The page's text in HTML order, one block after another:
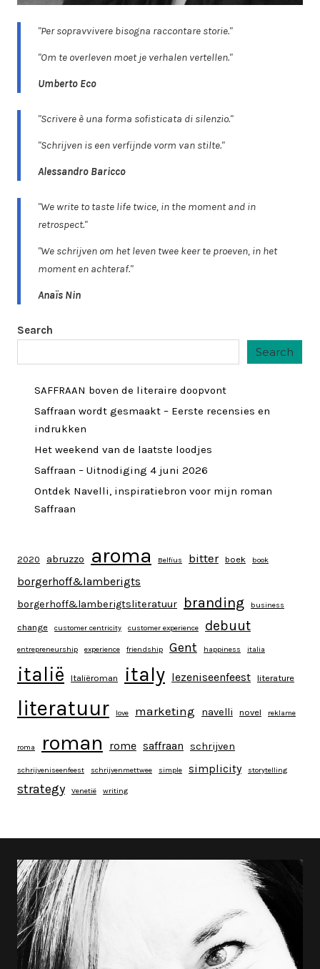
"Per sopravvivere bisogna raccontare storie."
"Om te overleven moet je verhalen vertellen."
Umberto Eco
"Scrivere è una forma sofisticata di silenzio."
"Schrijven is een verfijnde vorm van stilte."
Alessandro Baricco
"We write to taste life twice, in the moment and in
retrospect."
"We schrijven om het leven twee keer te proeven, in het
moment en achteraf."
Anaïs Nin
Search
Search
SAFFRAAN boven de literaire doopvont
Saffraan wordt gesmaakt – Eerste recensies en
indrukken
Het weekend van de laatste loodjes
Saffraan – Uitnodiging 4 juni 2026
Ontdek Navelli, inspiratiebron voor mijn roman
Saffraan
2020 abruzzo aroma Belfius bitter boek book
borgerhoff&lamberigts
borgerhoff&lamberigtsliteratuur branding business
change customer centricity customer experience debuut
entrepreneurship experience friendship Gent happiness italia
italië Italiëroman italy lezeniseenfeest literature
literatuur love marketing navelli novel reklame
roma roman rome saffraan schrijven
schrijveniseenfeest schrijvenmettwee simple simplicity storytelling
strategy Venetië writing